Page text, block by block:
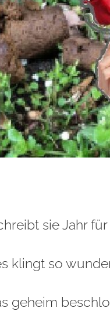
sie Jahr für
klingt so
geheim